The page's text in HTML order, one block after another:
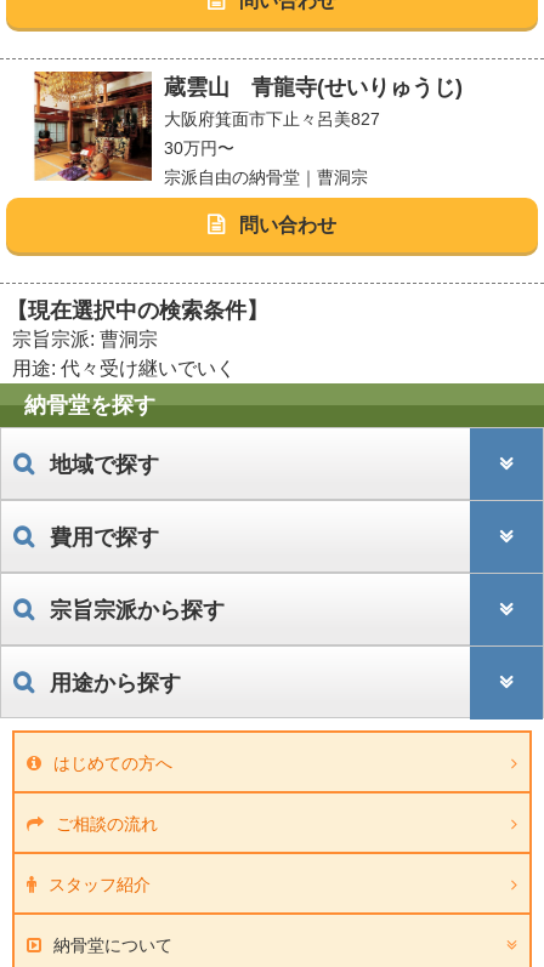
蔵雲山 青龍寺(せいりゅうじ)
大阪府箕面市下止々呂美827
30万円〜
宗派自由の納骨堂｜曹洞宗
問い合わせ
【現在選択中の検索条件】
宗旨宗派: 曹洞宗
用途: 代々受け継いでいく
納骨堂を探す
地域で探す
費用で探す
宗旨宗派から探す
用途から探す
はじめての方へ
ご相談の流れ
スタッフ紹介
納骨堂について